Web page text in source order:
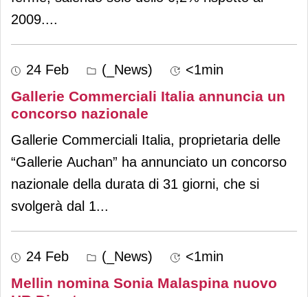
2009....
24 Feb (_News) <1min
Gallerie Commerciali Italia annuncia un
concorso nazionale
Gallerie Commerciali Italia, proprietaria delle
“Gallerie Auchan” ha annunciato un concorso
nazionale della durata di 31 giorni, che si
svolgerà dal 1...
24 Feb (_News) <1min
Mellin nomina Sonia Malaspina nuovo